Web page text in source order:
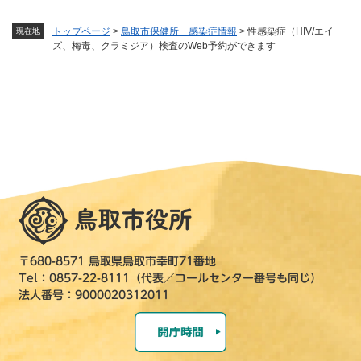
現在地 トップページ > 鳥取市保健所 感染症情報 >性感染症（HIV/エイ
ズ、梅毒、クラミジア）検査のWeb予約ができます
〒680-8571 鳥取県鳥取市幸町71番地
Tel：0857-22-8111（代表／コールセンター番号も同じ）
法人番号：9000020312011